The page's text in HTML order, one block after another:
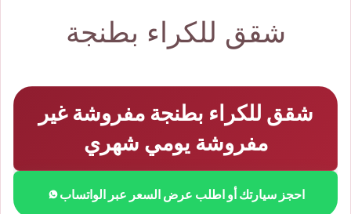
شقق للكراء بطنجة
شقق للكراء بطنجة مفروشة غير
مفروشة يومي شهري
احجز سيارتك أو اطلب عرض السعر عبر الواتساب